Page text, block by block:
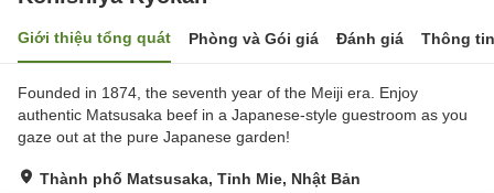
Giới thiệu tổng quát Phòng và Gói giá Đánh giá Thông
Founded in 1874, the seventh year of the Meiji era. Enjoy
authentic Matsusaka beef in a Japanese-style guestroom as you
gaze out at the pure Japanese garden!
Thành phố Matsusaka, Tỉnh Mie, Nhật Bản